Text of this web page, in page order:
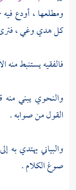
ومطلعها ، أودع
كل هدي وغي ،
فالفقيه يستنبط
والنحوي يبني منه
القول من صوابه .
والبياني يهتدي به
صوغ الكلام .